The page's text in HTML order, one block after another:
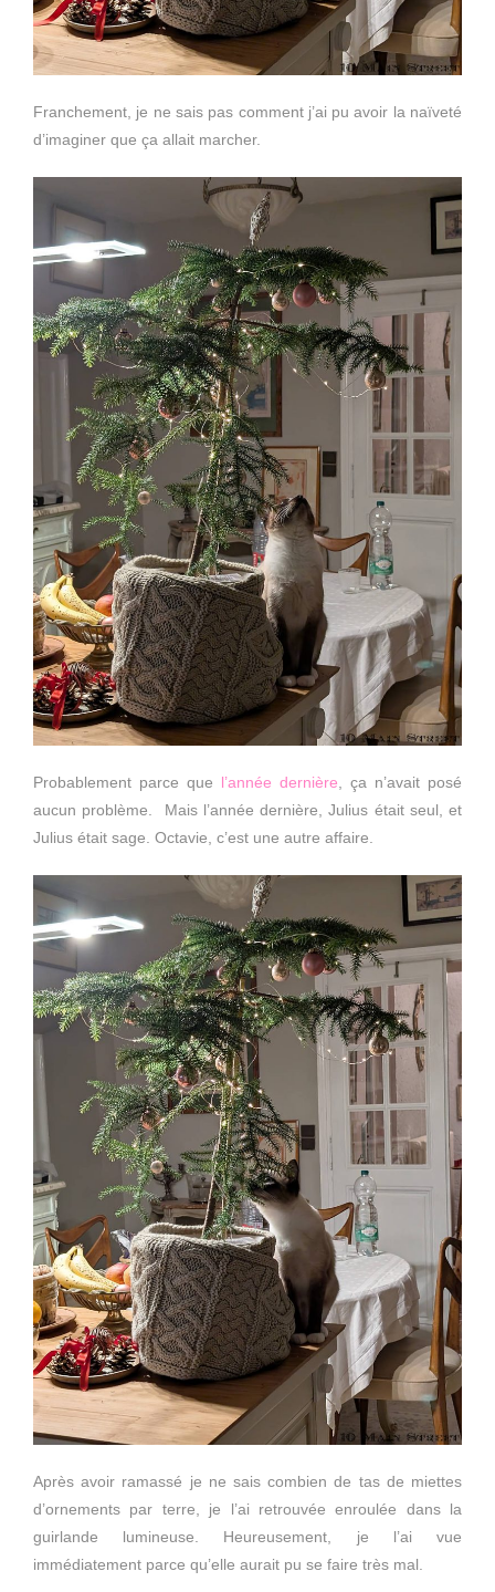
Franchement, je ne sais pas comment j’ai pu avoir la naïveté
d’imaginer que ça allait marcher.
Probablement parce que l’année dernière, ça n’avait posé
aucun problème. Mais l’année dernière, Julius était seul, et
Julius était sage. Octavie, c’est une autre affaire.
Après avoir ramassé je ne sais combien de tas de miettes
d’ornements par terre, je l’ai retrouvée enroulée dans la
guirlande lumineuse. Heureusement, je l’ai vue
immédiatement parce qu’elle aurait pu se faire très mal.